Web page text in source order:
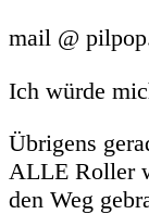
mail @
Ich würde
Übrigens
ALLE Roller
den Weg